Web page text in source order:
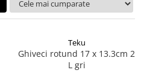
Teku
Ghiveci rotund 17 x 13.3cm 2
L gri